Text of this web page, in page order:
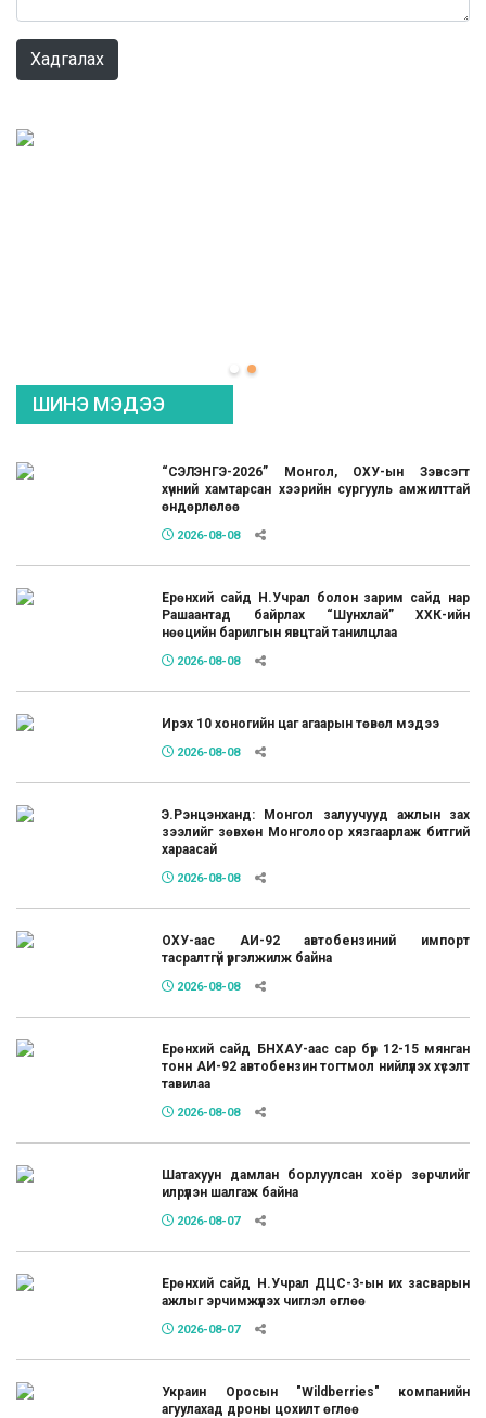
Хадгалах
ШИНЭ МЭДЭЭ
“СЭЛЭНГЭ-2026” Монгол, ОХУ-ын Зэвсэгт
хүчний хамтарсан хээрийн сургууль амжилттай
өндөрлөлөө
2026-08-08
Ерөнхий сайд Н.Учрал болон зарим сайд нар
Рашаантад байрлах “Шунхлай” ХХК-ийн
нөөцийн барилгын явцтай танилцлаа
2026-08-08
Ирэх 10 хоногийн цаг агаарын төвөл мэдээ
2026-08-08
Э.Рэнцэнханд: Монгол залуучууд ажлын зах
зээлийг зөвхөн Монголоор хязгаарлаж битгий
хараасай
2026-08-08
ОХУ-аас АИ-92 автобензиний импорт
тасралтгүй үргэлжилж байна
2026-08-08
Ерөнхий сайд БНХАУ-аас сар бүр 12-15 мянган
тонн АИ-92 автобензин тогтмол нийлүүлэх хүсэлт
тавилаа
2026-08-08
Шатахуун дамлан борлуулсан хоёр зөрчлийг
илрүүлэн шалгаж байна
2026-08-07
Ерөнхий сайд Н.Учрал ДЦС-3-ын их засварын
ажлыг эрчимжүүлэх чиглэл өглөө
2026-08-07
Украин Оросын "Wildberries" компанийн
агуулахад дроны цохилт өглөө